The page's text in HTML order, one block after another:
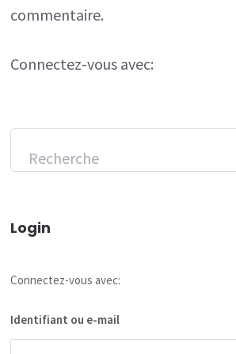
commentaire.
Connectez-vous avec:
Login
Connectez-vous avec:
Identifiant ou e-mail